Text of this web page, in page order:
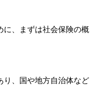
に、まずは社会保険の概
り、国や地方自治体など